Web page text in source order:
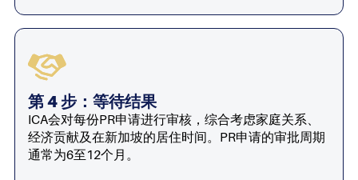
第 4 步：等待结果
ICA会对每份PR申请进行审核，综合考虑家庭关系、
经济贡献及在新加坡的居住时间。PR申请的审批周期
通常为6至12个月。